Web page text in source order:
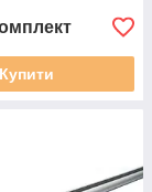
Купити